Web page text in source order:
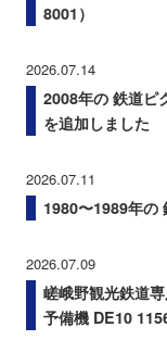
8001）
2026.07.14
2008年の 鉄道ピ
を追加しました
2026.07.11
1980〜1989年の
2026.07.09
嵯峨野観光鉄道
予備機 DE10